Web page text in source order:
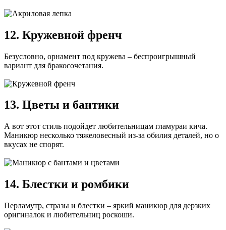
12. Кружевной френч
Безусловно, орнамент под кружева – беспроигрышный
вариант для бракосочетания.
13. Цветы и бантики
А вот этот стиль подойдет любительницам гламураи кича.
Маникюр несколько тяжеловесный из-за обилия деталей, но о
вкусах не спорят.
14. Блестки и ромбики
Перламутр, стразы и блестки – яркий маникюр для дерзких
оригиналок и любительниц роскоши.